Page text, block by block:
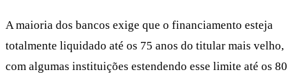
A maioria dos bancos exige que o financiamento esteja
totalmente liquidado até os 75 anos do titular mais velho,
com algumas instituições estendendo esse limite até os 80